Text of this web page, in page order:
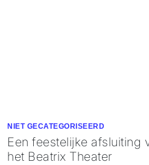
NIET GECATEGORISEERD
Een feestelijke afsluiting
het Beatrix Theater